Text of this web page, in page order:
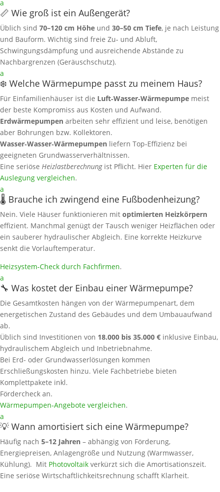
a
📏 Wie groß ist ein Außengerät?
Üblich sind 70–120 cm Höhe und 30–50 cm Tiefe, je nach Leistung
und Bauform. Wichtig sind freie Zu‑ und Abluft,
Schwingungsdämpfung und ausreichende Abstände zu
Nachbargrenzen (Geräuschschutz).
a
❄️ Welche Wärmepumpe passt zu meinem Haus?
Für Einfamilienhäuser ist die Luft‑Wasser‑Wärmepumpe meist
der beste Kompromiss aus Kosten und Aufwand.
Erdwärmepumpen arbeiten sehr effizient und leise, benötigen
aber Bohrungen bzw. Kollektoren.
Wasser‑Wasser‑Wärmepumpen liefern Top‑Effizienz bei
geeigneten Grundwasserverhältnissen.
Eine seriöse Heizlastberechnungist Pflicht. Hier Experten für die
Auslegung vergleichen.
a
🌡️ Brauche ich zwingend eine Fußbodenheizung?
Nein. Viele Häuser funktionieren mit optimierten Heizkörpern
effizient. Manchmal genügt der Tausch weniger Heizflächen oder
ein sauberer hydraulischer Abgleich. Eine korrekte Heizkurve
senkt die Vorlauftemperatur.
Heizsystem‑Check durch Fachfirmen.
a
🔧 Was kostet der Einbau einer Wärmepumpe?
Die Gesamtkosten hängen von der Wärmepumpenart, dem
energetischen Zustand des Gebäudes und dem Umbauaufwand
ab.
Üblich sind Investitionen von 18.000 bis 35.000 € inklusive Einbau,
hydraulischem Abgleich und Inbetriebnahme.
Bei Erd- oder Grundwasserlösungen kommen
Erschließungskosten hinzu. Viele Fachbetriebe bieten
Komplettpakete inkl.
Fördercheck an.
Wärmepumpen‑Angebote vergleichen.
a
💡 Wann amortisiert sich eine Wärmepumpe?
Häufig nach 5–12 Jahren – abhängig von Förderung,
Energiepreisen, Anlagengröße und Nutzung (Warmwasser,
Kühlung). Mit Photovoltaik verkürzt sich die Amortisationszeit.
Eine seriöse Wirtschaftlichkeitsrechnung schafft Klarheit.